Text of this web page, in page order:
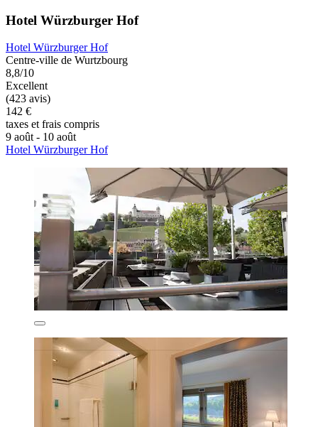
Hotel Würzburger Hof
Hotel Würzburger Hof
Centre-ville de Wurtzbourg
8,8/10
Excellent
(423 avis)
142 €
taxes et frais compris
9 août - 10 août
Hotel Würzburger Hof